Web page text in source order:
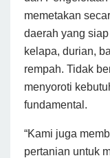
memetakan
daerah yang
kelapa, durian,
rempah. Tidak
menyoroti
fundamental.
“Kami juga
pertanian untuk